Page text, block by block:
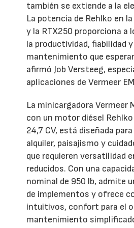
también se extiende a la
La potencia de Rehlko en
y la RTX250 proporciona
la productividad, fiabilidad
mantenimiento que
afirmó Job Versteeg,
aplicaciones de Vermeer
La minicargadora Vermeer
con un motor diésel
24,7 CV, está diseñada
alquiler, paisajismo y
que requieren versatilidad
reducidos. Con una
nominal de 950 lb, admite
de implementos y ofrece
intuitivos, confort para el
mantenimiento